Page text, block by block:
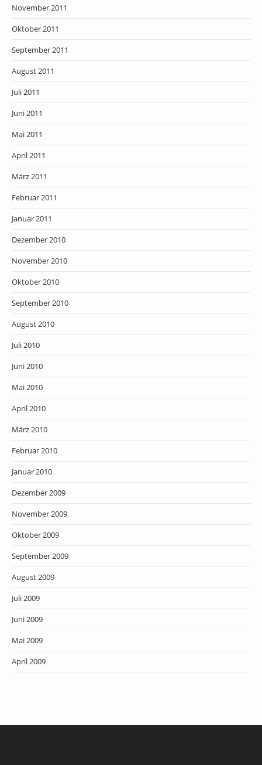
November 2011
Oktober 2011
September 2011
August 2011
Juli 2011
Juni 2011
Mai 2011
April 2011
März 2011
Februar 2011
Januar 2011
Dezember 2010
November 2010
Oktober 2010
September 2010
August 2010
Juli 2010
Juni 2010
Mai 2010
April 2010
März 2010
Februar 2010
Januar 2010
Dezember 2009
November 2009
Oktober 2009
September 2009
August 2009
Juli 2009
Juni 2009
Mai 2009
April 2009